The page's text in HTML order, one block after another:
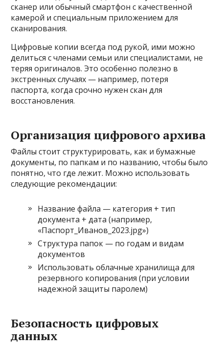
сканер или обычный смартфон с качественной
камерой и специальным приложением для
сканирования.
Цифровые копии всегда под рукой, ими можно
делиться с членами семьи или специалистами, не
теряя оригиналов. Это особенно полезно в
экстренных случаях — например, потеря
паспорта, когда срочно нужен скан для
восстановления.
Организация цифрового архива
Файлы стоит структурировать, как и бумажные
документы, по папкам и по названию, чтобы было
понятно, что где лежит. Можно использовать
следующие рекомендации:
Название файла — категория + тип
документа + дата (например,
«Паспорт_Иванов_2023.jpg»)
Структура папок — по годам и видам
документов
Использовать облачные хранилища для
резервного копирования (при условии
надежной защиты паролем)
Безопасность цифровых
данных